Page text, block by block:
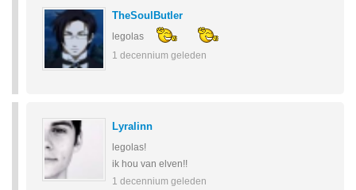
TheSoulButler
legolas
1 decennium geleden
Lyralinn
legolas!
ik hou van elven!!
1 decennium geleden